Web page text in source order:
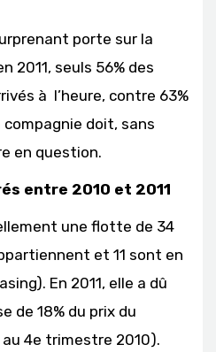
porte sur la
2011, seuls 56% des
à l’heure, contre 63%
compagnie doit, sans
en question.
entre 2010 et 2011
une flotte de 34
et 11 sont en
En 2011, elle a dû
de 18% du prix du
4e trimestre 2010).